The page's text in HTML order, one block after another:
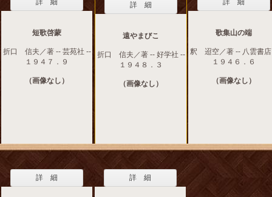
詳 細
短歌啓蒙
折口 信夫／著 -- 芸苑社 --
１９４７．９
（画像なし）
詳 細
遠やまびこ
折口 信夫／著 -- 好学社 --
１９４８．３
（画像なし）
詳 細
歌集山の端
釈 迢空／著 -- 八雲書店
１９４６．６
（画像なし）
詳 細 詳 細